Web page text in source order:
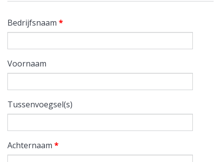
Bedrijfsnaam *
Voornaam
Tussenvoegsel(s)
Achternaam *